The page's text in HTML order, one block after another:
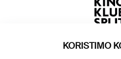
KORISTIMO